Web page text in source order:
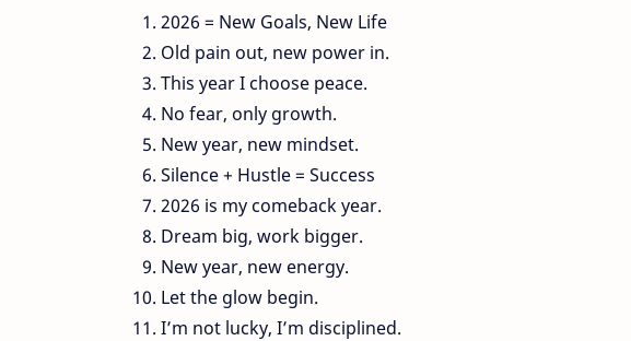
2026 = New Goals, New Life
Old pain out, new power in.
This year I choose peace.
No fear, only growth.
New year, new mindset.
Silence + Hustle = Success
2026 is my comeback year.
Dream big, work bigger.
New year, new energy.
Let the glow begin.
I’m not lucky, I’m disciplined.